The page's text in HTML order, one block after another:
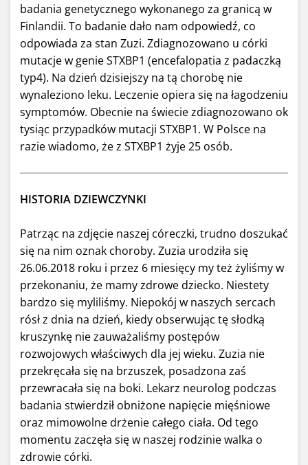
badania genetycznego wykonanego za granicą w
Finlandii. To badanie dało nam odpowiedź, co
odpowiada za stan Zuzi. Zdiagnozowano u córki
mutacje w genie STXBP1 (encefalopatia z padaczką
typ4). Na dzień dzisiejszy na tą chorobę nie
wynaleziono leku. Leczenie opiera się na łagodzeniu
symptomów. Obecnie na świecie zdiagnozowano ok
tysiąc przypadków mutacji STXBP1. W Polsce na
razie wiadomo, że z STXBP1 żyje 25 osób.
HISTORIA DZIEWCZYNKI
Patrząc na zdjęcie naszej córeczki, trudno doszukać
się na nim oznak choroby. Zuzia urodziła się
26.06.2018 roku i przez 6 miesięcy my też żyliśmy w
przekonaniu, że mamy zdrowe dziecko. Niestety
bardzo się myliliśmy. Niepokój w naszych sercach
rósł z dnia na dzień, kiedy obserwując tę słodką
kruszynkę nie zauważaliśmy postępów
rozwojowych właściwych dla jej wieku. Zuzia nie
przekręcała się na brzuszek, posadzona zaś
przewracała się na boki. Lekarz neurolog podczas
badania stwierdził obniżone napięcie mięśniowe
oraz mimowolne drżenie całego ciała. Od tego
momentu zaczęła się w naszej rodzinie walka o
zdrowie córki.